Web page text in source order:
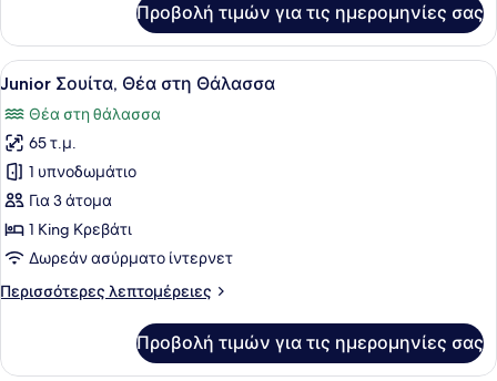
View
Triple
Partial
Ocean
View
Προβολή τιμών για τις ημερομηνίες σας
Προβολή
όλων
των
φωτογραφιών
για
Junior
Σουίτα,
Θέα
Θάλασσα
Ένα δωμάτιο ξενοδοχείου με ένα
4
Junior Σουίτα, Θέα στη Θάλασσα
Θέα στη θάλασσα
65 τ.μ.
1 υπνοδωμάτιο
Για 3 άτομα
1 King Κρεβάτι
Δωρεάν ασύρματο ίντερνετ
Περισσότερες λεπτομέρειες
Περισσότερες
Σουίτα,
Προβολή τιμών για τις ημερομηνίες σας